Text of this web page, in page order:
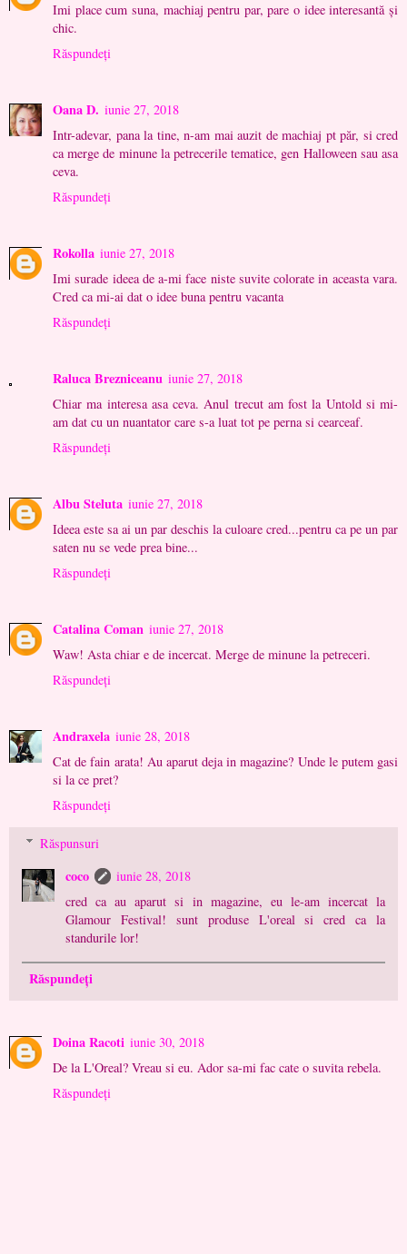
Imi place cum suna, machiaj pentru par, pare o idee interesantă și
chic.
Răspundeți
Oana D. iunie 27, 2018
Intr-adevar, pana la tine, n-am mai auzit de machiaj pt păr, si cred
ca merge de minune la petrecerile tematice, gen Halloween sau asa
ceva.
Răspundeți
Rokolla iunie 27, 2018
Imi surade ideea de a-mi face niste suvite colorate in aceasta vara.
Cred ca mi-ai dat o idee buna pentru vacanta
Răspundeți
Raluca Brezniceanu iunie 27, 2018
Chiar ma interesa asa ceva. Anul trecut am fost la Untold si mi-
am dat cu un nuantator care s-a luat tot pe perna si cearceaf.
Răspundeți
Albu Steluta iunie 27, 2018
Ideea este sa ai un par deschis la culoare cred...pentru ca pe un par
saten nu se vede prea bine...
Răspundeți
Catalina Coman iunie 27, 2018
Waw! Asta chiar e de incercat. Merge de minune la petreceri.
Răspundeți
Andraxela iunie 28, 2018
Cat de fain arata! Au aparut deja in magazine? Unde le putem gasi
si la ce pret?
Răspundeți
Răspunsuri
coco
iunie 28, 2018
cred ca au aparut si in magazine, eu le-am incercat la
Glamour Festival! sunt produse L'oreal si cred ca la
standurile lor!
Răspundeți
Doina Racoti iunie 30, 2018
De la L'Oreal? Vreau si eu. Ador sa-mi fac cate o suvita rebela.
Răspundeți